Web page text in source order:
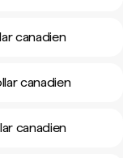
canadien
canadien
canadien